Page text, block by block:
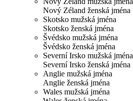
Nový Zéland ženská jména
Skotsko mužská jména
Skotsko ženská jména
Švédsko mužská jména
Švédsko ženská jména
Severní Irsko mužská jména
Severní Irsko ženská jména
Anglie mužská jména
Anglie ženská jména
Wales mužská jména